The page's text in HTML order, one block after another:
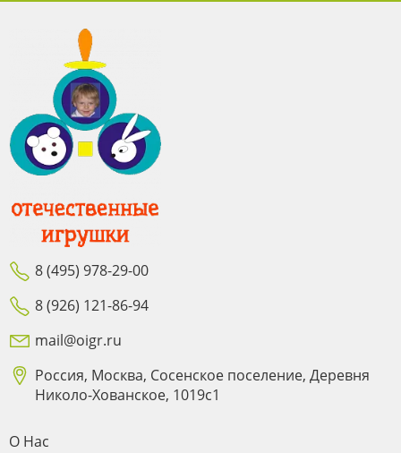
8 (495) 978-29-00
8 (926) 121-86-94
mail@oigr.ru
Россия, Москва, Сосенское поселение, Деревня
Николо-Хованское, 1019с1
О Нас